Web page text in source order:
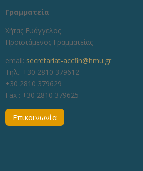
Γραμματεία
Χήτας Ευάγγελος
Προϊστάμενος Γραμματείας
email: secretariat-accfin@hmu.gr
Τηλ.: +30 2810 379612
+30 2810 379629
Fax : +30 2810 379625
Επικοινωνία